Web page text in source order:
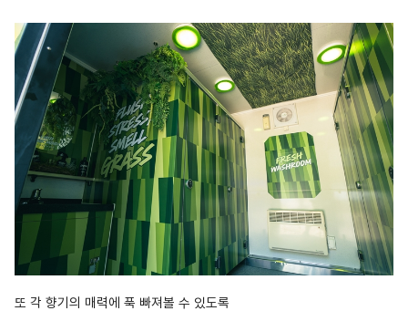
또 각 향기의 매력에 푹 빠져볼 수 있도록